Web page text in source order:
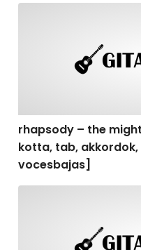
rhapsody – the
kotta, tab,
vocesbajas]